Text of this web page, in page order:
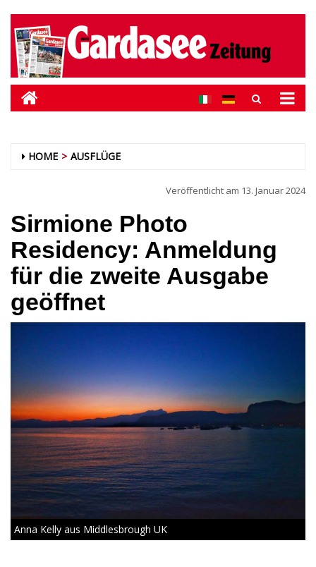
HOME AUSFLÜGE
Veröffentlicht am 13. Januar 2024
Sirmione Photo
Residency: Anmeldung
für die zweite Ausgabe
geöffnet
Anna Kelly aus Middlesbrough UK